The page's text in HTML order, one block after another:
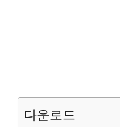
다운로드